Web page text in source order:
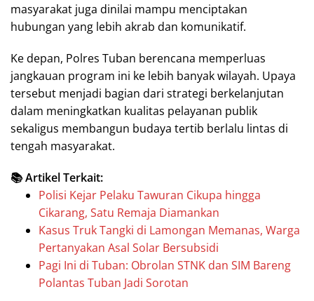
masyarakat juga dinilai mampu menciptakan
hubungan yang lebih akrab dan komunikatif.
Ke depan, Polres Tuban berencana memperluas
jangkauan program ini ke lebih banyak wilayah. Upaya
tersebut menjadi bagian dari strategi berkelanjutan
dalam meningkatkan kualitas pelayanan publik
sekaligus membangun budaya tertib berlalu lintas di
tengah masyarakat.
📚 Artikel Terkait:
Polisi Kejar Pelaku Tawuran Cikupa hingga
Cikarang, Satu Remaja Diamankan
Kasus Truk Tangki di Lamongan Memanas, Warga
Pertanyakan Asal Solar Bersubsidi
Pagi Ini di Tuban: Obrolan STNK dan SIM Bareng
Polantas Tuban Jadi Sorotan